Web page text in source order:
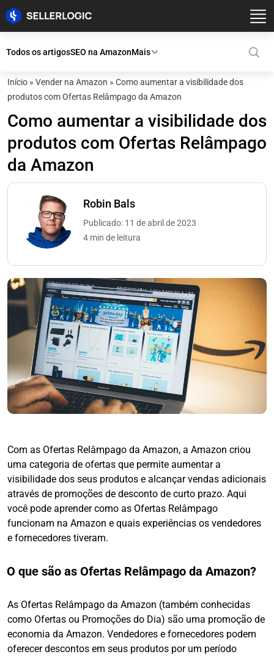
Todos os artigosSEO na AmazonMais
Início » Vender na Amazon » Como aumentar a visibilidade dos
produtos com Ofertas Relâmpago da Amazon
Como aumentar a visibilidade dos
produtos com Ofertas Relâmpago
da Amazon
Robin Bals
Publicado: 11 de abril de 2023
4 min de leitura
Com as Ofertas Relâmpago da Amazon, a Amazon criou
uma categoria de ofertas que permite aumentar a
visibilidade dos seus produtos e alcançar vendas adicionais
através de promoções de desconto de curto prazo. Aqui
você pode aprender como as Ofertas Relâmpago
funcionam na Amazon e quais experiências os vendedores
e fornecedores tiveram.
O que são as Ofertas Relâmpago da Amazon?
As Ofertas Relâmpago da Amazon (também conhecidas
como Ofertas ou Promoções do Dia) são uma promoção de
economia da Amazon. Vendedores e fornecedores podem
oferecer descontos em seus produtos por um período